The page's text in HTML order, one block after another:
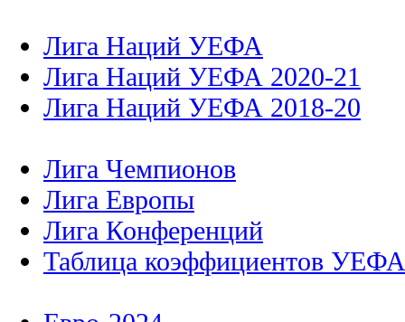
Лига Наций УЕФА
Лига Наций УЕФА 2020-21
Лига Наций УЕФА 2018-20
Лига Чемпионов
Лига Европы
Лига Конференций
Таблица коэффициентов УЕФА